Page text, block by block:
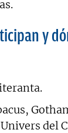
y
del